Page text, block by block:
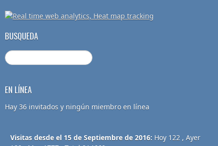
BUSQUEDA
EN LÍNEA
Hay 36 invitados y ningún miembro en línea
Visitas desde el 15 de Septiembre de 2016: Hoy 122 , Ayer